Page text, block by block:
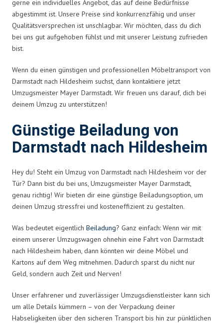
gerne ein individuelles Angebot, das auf deine Bedürfnisse
abgestimmt ist. Unsere Preise sind konkurrenzfähig und unser
Qualitätsversprechen ist unschlagbar. Wir möchten, dass du dich
bei uns gut aufgehoben fühlst und mit unserer Leistung zufrieden
bist.
Wenn du einen günstigen und professionellen Möbeltransport von
Darmstadt nach Hildesheim suchst, dann kontaktiere jetzt
Umzugsmeister Mayer Darmstadt. Wir freuen uns darauf, dich bei
deinem Umzug zu unterstützen!
Günstige Beiladung von
Darmstadt nach Hildesheim
Hey du! Steht ein Umzug von Darmstadt nach Hildesheim vor der
Tür? Dann bist du bei uns, Umzugsmeister Mayer Darmstadt,
genau richtig! Wir bieten dir eine günstige Beiladungsoption, um
deinen Umzug stressfrei und kosteneffizient zu gestalten.
Was bedeutet eigentlich Beiladung? Ganz einfach: Wenn wir mit
einem unserer Umzugswagen ohnehin eine Fahrt von Darmstadt
nach Hildesheim haben, dann könnten wir deine Möbel und
Kartons auf dem Weg mitnehmen. Dadurch sparst du nicht nur
Geld, sondern auch Zeit und Nerven!
Unser erfahrener und zuverlässiger Umzugsdienstleister kann sich
um alle Details kümmern – von der Verpackung deiner
Habseligkeiten über den sicheren Transport bis hin zur pünktlichen